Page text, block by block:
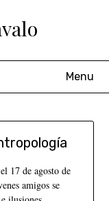
Menu
17 de agosto de
amigos se